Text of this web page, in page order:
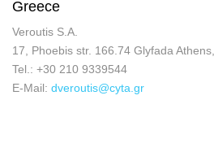
Greece
Veroutis S.A.
17, Phoebis str. 166.74 Glyfada
Tel.: +30 210 9339544
E-Mail: dveroutis@cyta.gr